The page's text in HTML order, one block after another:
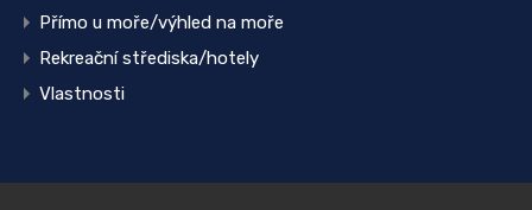
Přímo u moře/výhled na moře
Rekreační střediska/hotely
Vlastnosti